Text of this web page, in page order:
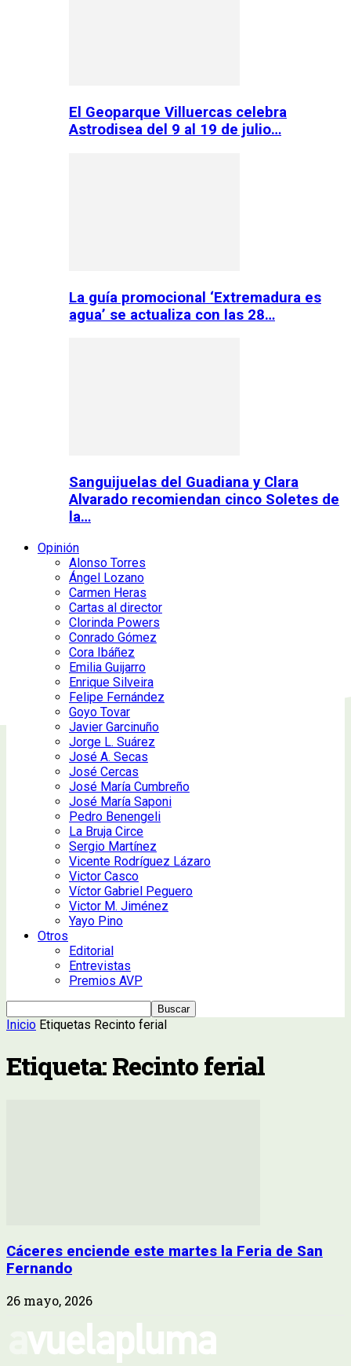
El Geoparque Villuercas celebra
Astrodisea del 9 al 19 de julio…
La guía promocional ‘Extremadura es
agua’ se actualiza con las 28…
Sanguijuelas del Guadiana y Clara
Alvarado recomiendan cinco Soletes de
la…
Opinión
Alonso Torres
Ángel Lozano
Carmen Heras
Cartas al director
Clorinda Powers
Conrado Gómez
Cora Ibáñez
Emilia Guijarro
Enrique Silveira
Felipe Fernández
Goyo Tovar
Javier Garcinuño
Jorge L. Suárez
José A. Secas
José Cercas
José María Cumbreño
José María Saponi
Pedro Benengeli
La Bruja Circe
Sergio Martínez
Vicente Rodríguez Lázaro
Victor Casco
Víctor Gabriel Peguero
Victor M. Jiménez
Yayo Pino
Otros
Editorial
Entrevistas
Premios AVP
Inicio Etiquetas Recinto ferial
Etiqueta: Recinto ferial
Cáceres enciende este martes la Feria de San
Fernando
26 mayo, 2026